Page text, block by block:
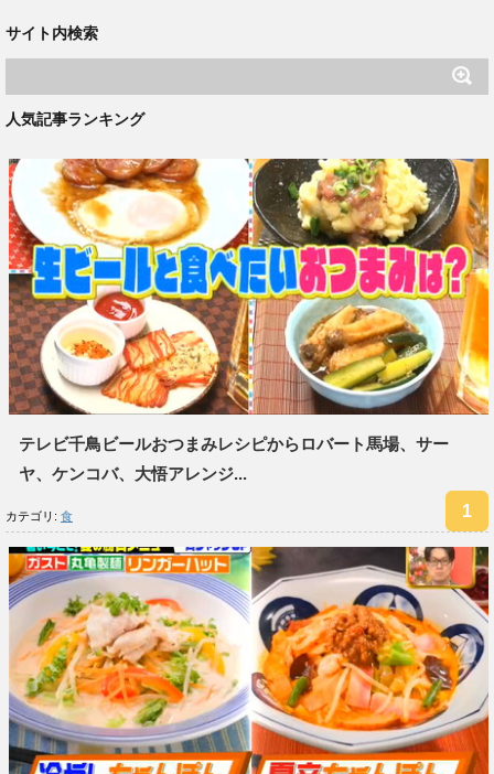
サイト内検索
人気記事ランキング
テレビ千鳥ビールおつまみレシピからロバート馬場、サー
ヤ、ケンコバ、大悟アレンジ...
カテゴリ: 食